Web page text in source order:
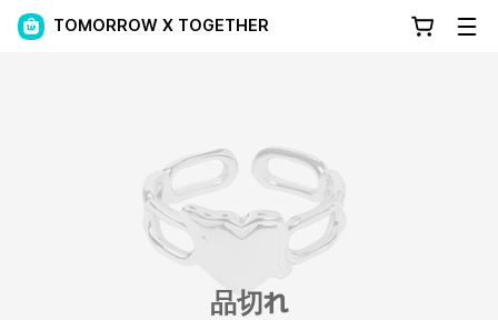
TOMORROW X TOGETHER
品切れ